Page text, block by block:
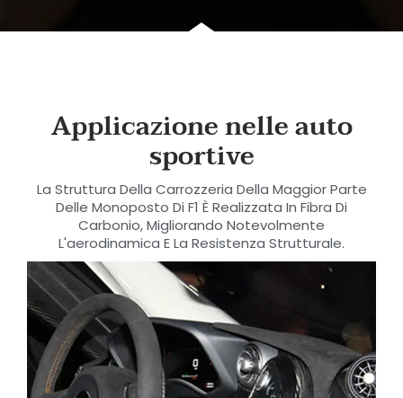
Applicazione nelle auto
sportive
La Struttura Della Carrozzeria Della Maggior Parte
Delle Monoposto Di F1 È Realizzata In Fibra Di
Carbonio, Migliorando Notevolmente
L'aerodinamica E La Resistenza Strutturale.